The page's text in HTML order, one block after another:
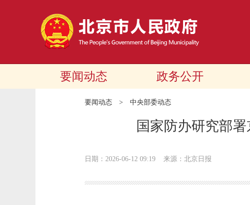
要闻动态 政务公开
要闻动态 > 中央部委动态
国家防办研究部
日期：2026-06-12 09:19 来源：北京日报